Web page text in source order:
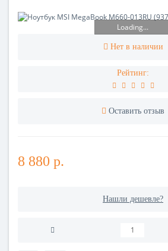
Loading...
Нет в наличии
Рейтинг:
Оставить отзыв
8 880 р.
Нашли дешевле?